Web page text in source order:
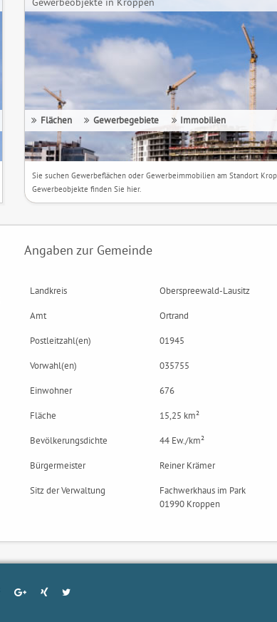
Flächen Gewerbegebiete Immobilien
Sie suchen Gewerbeflächen oder Gewerbeimmobilien am Standort
Gewerbeobjekte finden Sie hier.
Angaben zur Gemeinde
Landkreis
Oberspreewald-Lausitz
Amt
Ortrand
Postleitzahl(en)
01945
Vorwahl(en)
035755
Einwohner
676
Fläche
15,25 km²
Bevölkerungsdichte
44 Ew./km²
Bürgermeister
Reiner Krämer
Sitz der Verwaltung
Fachwerkhaus im Park
01990 Kroppen